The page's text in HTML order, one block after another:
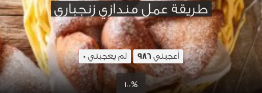
طريقة عمل مندازي زنجباري
أعجبني 986 لم يعجبني 0
100%